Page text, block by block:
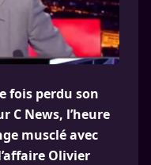
fois perdu son
C News, l’heure
musclé avec
Olivier